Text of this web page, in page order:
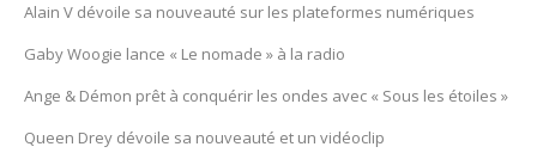
Alain V dévoile sa nouveauté sur les plateformes numériques
Gaby Woogie lance « Le nomade » à la radio
Ange & Démon prêt à conquérir les ondes avec « Sous les étoiles »
Queen Drey dévoile sa nouveauté et un vidéoclip